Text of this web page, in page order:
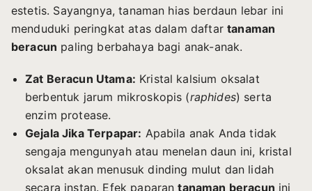
estetis. Sayangnya, tanaman hias berdaun lebar ini
menduduki peringkat atas dalam daftartanaman
beracun paling berbahaya bagi anak-anak.
Zat Beracun Utama: Kristal kalsium oksalat
berbentuk jarum mikroskopis (raphides) serta
enzim protease.
Gejala Jika Terpapar: Apabila anak Anda tidak
sengaja mengunyah atau menelan daun ini, kristal
oksalat akan menusuk dinding mulut dan lidah
secara instan. Efek paparantanaman beracun ini